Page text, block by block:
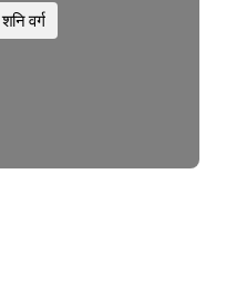
शनि वर्ग